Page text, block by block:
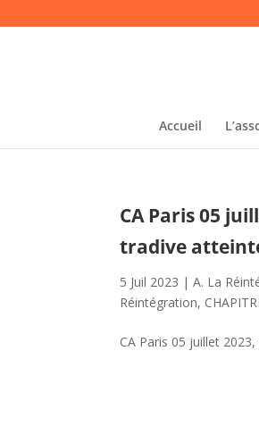
Accueil
CA Paris 05
tradive
5 Juil 2023 |A. La
Réintégration,
CA Paris 05 juillet